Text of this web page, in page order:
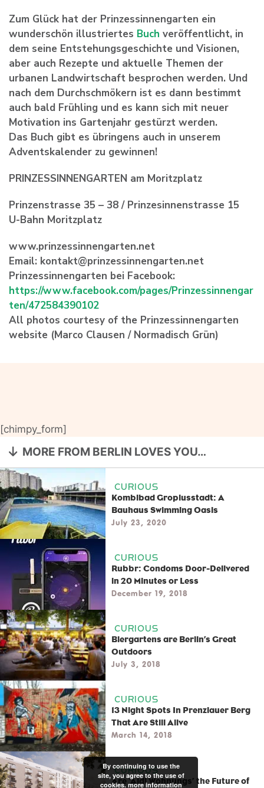
Zum Glück hat der Prinzessinnengarten ein
wunderschön illustriertes Buch veröffentlicht, in
dem seine Entstehungsgeschichte und Visionen,
aber auch Rezepte und aktuelle Themen der
urbanen Landwirtschaft besprochen werden. Und
nach dem Durchschmökern ist es dann bestimmt
auch bald Frühling und es kann sich mit neuer
Motivation ins Gartenjahr gestürzt werden.
Das Buch gibt es übringens auch in unserem
Adventskalender zu gewinnen!
PRINZESSINNENGARTEN am Moritzplatz
Prinzenstrasse 35 – 38 / Prinzesinnenstrasse 15
U-Bahn Moritzplatz
www.prinzessinnengarten.net
Email: kontakt@prinzessinnengarten.net
Prinzessinnengarten bei Facebook:
https://www.facebook.com/pages/Prinzessinnengar
ten/472584390102
All photos courtesy of the Prinzessinnengarten
website (Marco Clausen / Normadisch Grün)
[chimpy_form]
MORE FROM BERLIN LOVES YOU…
CURIOUS
Kombibad Gropiusstadt: A
Bauhaus Swimming Oasis
July 23, 2020
CURIOUS
Rubbr: Condoms Door-Delivered
in 20 Minutes or Less
December 19, 2018
CURIOUS
Biergartens are Berlin’s Great
Outdoors
July 3, 2018
CURIOUS
13 Night Spots In Prenzlauer Berg
That Are Still Alive
March 14, 2018
CURIOUS
Are ‘Aldi Wohnungs’ the Future of
By continuing to use the
site, you agree to the use of
cookies. more information